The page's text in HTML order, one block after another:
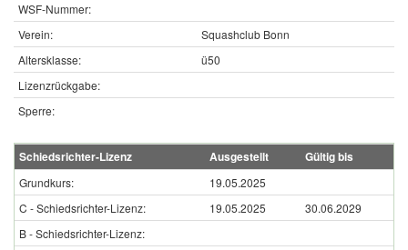
WSF-Nummer:
Verein:
Squashclub Bonn
Altersklasse:
ü50
Lizenzrückgabe:
Sperre:
Schiedsrichter-Lizenz Ausgestellt Gültig bis
Grundkurs:
19.05.2025
C - Schiedsrichter-Lizenz:
19.05.2025
30.06.2029
B - Schiedsrichter-Lizenz: